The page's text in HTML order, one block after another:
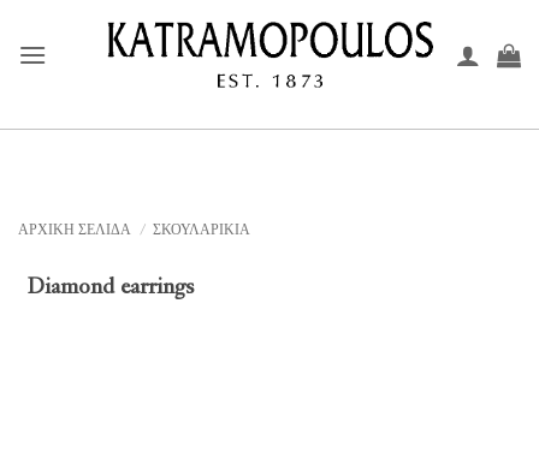
στο
ΑΡΧΙΚΉ ΣΕΛΊΔΑ / ΣΚΟΥΛΑΡΙΚΙΑ
Diamond earrings